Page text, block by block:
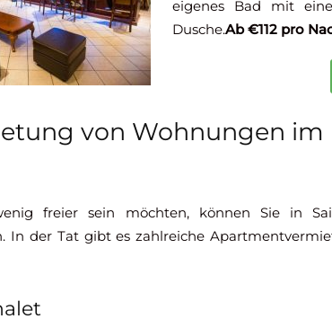
eigenes Bad mit
Dusche.Ab €112 pro
von Wohnungen im
freier sein möchten, können Sie in
In der Tat gibt es zahlreiche